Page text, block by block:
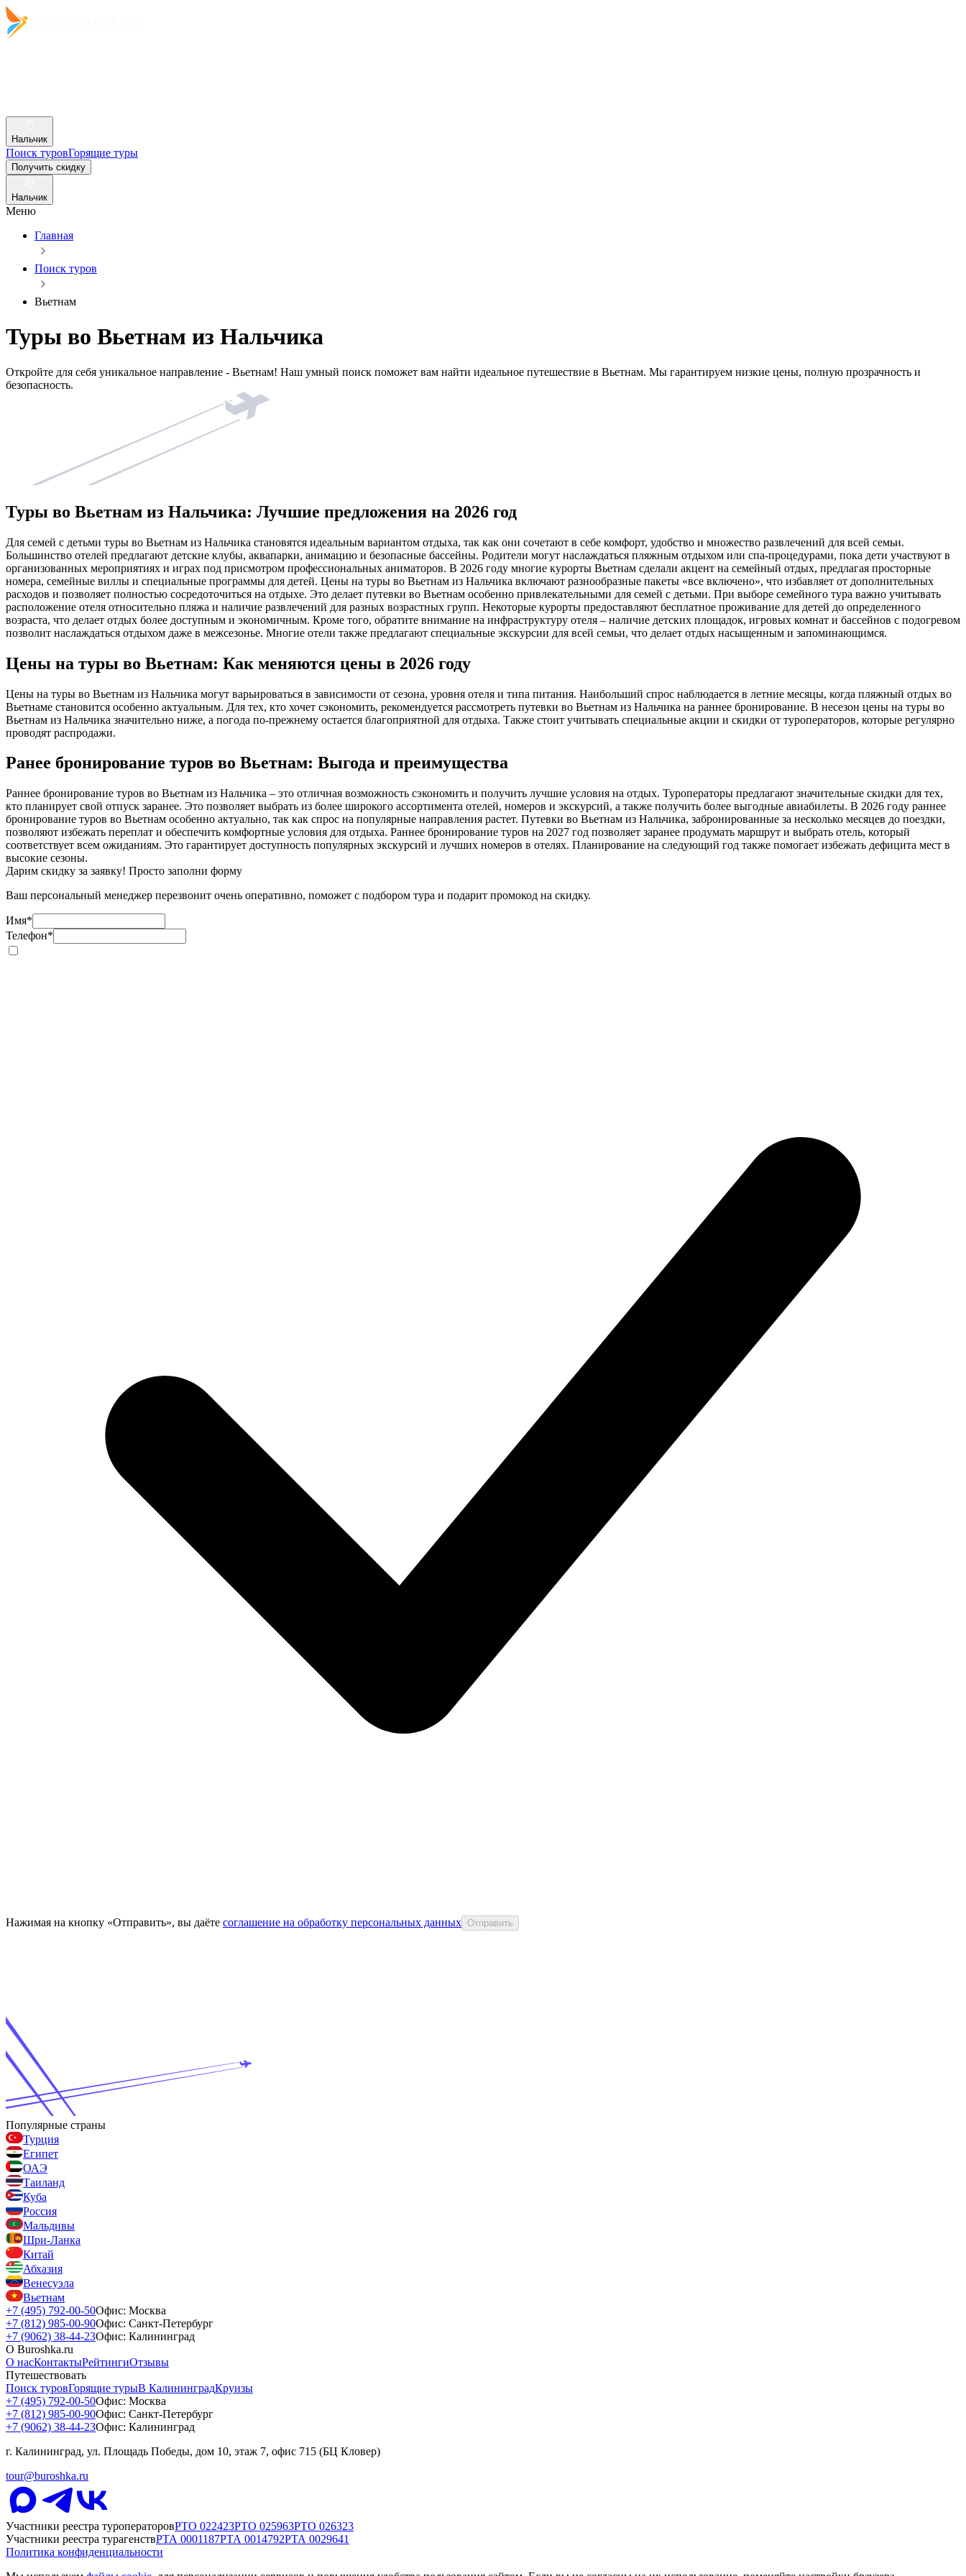
Нальчик
Поиск туровГорящие туры
Получить скидку
Нальчик
Меню
Главная
Поиск туров
Вьетнам
Туры во Вьетнам из Нальчика
Откройте для себя уникальное направление - Вьетнам! Наш умный поиск поможет вам найти идеальное путешествие в Вьетнам. Мы гарантируем низкие цены, полную прозрачность и
безопасность.
Туры во Вьетнам из Нальчика: Лучшие предложения на 2026 год
Для семей с детьми туры во Вьетнам из Нальчика становятся идеальным вариантом отдыха, так как они сочетают в себе комфорт, удобство и множество развлечений для всей семьи.
Большинство отелей предлагают детские клубы, аквапарки, анимацию и безопасные бассейны. Родители могут наслаждаться пляжным отдыхом или спа-процедурами, пока дети участвуют в
организованных мероприятиях и играх под присмотром профессиональных аниматоров. В 2026 году многие курорты Вьетнам сделали акцент на семейный отдых, предлагая просторные
номера, семейные виллы и специальные программы для детей. Цены на туры во Вьетнам из Нальчика включают разнообразные пакеты «все включено», что избавляет от дополнительных
расходов и позволяет полностью сосредоточиться на отдыхе. Это делает путевки во Вьетнам особенно привлекательными для семей с детьми. При выборе семейного тура важно учитывать
расположение отеля относительно пляжа и наличие развлечений для разных возрастных групп. Некоторые курорты предоставляют бесплатное проживание для детей до определенного
возраста, что делает отдых более доступным и экономичным. Кроме того, обратите внимание на инфраструктуру отеля – наличие детских площадок, игровых комнат и бассейнов с подогревом
позволит наслаждаться отдыхом даже в межсезонье. Многие отели также предлагают специальные экскурсии для всей семьи, что делает отдых насыщенным и запоминающимся.
Цены на туры во Вьетнам: Как меняются цены в 2026 году
Цены на туры во Вьетнам из Нальчика могут варьироваться в зависимости от сезона, уровня отеля и типа питания. Наибольший спрос наблюдается в летние месяцы, когда пляжный отдых во
Вьетнаме становится особенно актуальным. Для тех, кто хочет сэкономить, рекомендуется рассмотреть путевки во Вьетнам из Нальчика на раннее бронирование. В несезон цены на туры во
Вьетнам из Нальчика значительно ниже, а погода по-прежнему остается благоприятной для отдыха. Также стоит учитывать специальные акции и скидки от туроператоров, которые регулярно
проводят распродажи.
Ранее бронирование туров во Вьетнам: Выгода и преимущества
Раннее бронирование туров во Вьетнам из Нальчика – это отличная возможность сэкономить и получить лучшие условия на отдых. Туроператоры предлагают значительные скидки для тех,
кто планирует свой отпуск заранее. Это позволяет выбрать из более широкого ассортимента отелей, номеров и экскурсий, а также получить более выгодные авиабилеты. В 2026 году раннее
бронирование туров во Вьетнам особенно актуально, так как спрос на популярные направления растет. Путевки во Вьетнам из Нальчика, забронированные за несколько месяцев до поездки,
позволяют избежать переплат и обеспечить комфортные условия для отдыха. Раннее бронирование туров на 2027 год позволяет заранее продумать маршрут и выбрать отель, который
соответствует всем ожиданиям. Это гарантирует доступность популярных экскурсий и лучших номеров в отелях. Планирование на следующий год также помогает избежать дефицита мест в
высокие сезоны.
Дарим скидку за заявку! Просто заполни форму
Ваш персональный менеджер перезвонит очень оперативно, поможет с подбором тура и подарит промокод на скидку.
Имя*
Телефон*
Нажимая на кнопку «Отправить», вы даёте соглашение на обработку персональных данных Отправить
Популярные страны
Турция
Египет
ОАЭ
Таиланд
Куба
Россия
Мальдивы
Шри-Ланка
Китай
Абхазия
Венесуэла
Вьетнам
+7 (495) 792-00-50Офис: Москва
+7 (812) 985-00-90Офис: Санкт-Петербург
+7 (9062) 38-44-23Офис: Калининград
О Buroshka.ru
О насКонтактыРейтингиОтзывы
Путешествовать
Поиск туровГорящие турыВ КалининградКруизы
+7 (495) 792-00-50Офис: Москва
+7 (812) 985-00-90Офис: Санкт-Петербург
+7 (9062) 38-44-23Офис: Калининград
г. Калининград, ул. Площадь Победы, дом 10, этаж 7, офис 715 (БЦ Кловер)
tour@buroshka.ru
Участники реестра туроператоровРТО 022423РТО 025963РТО 026323
Участники реестра турагенствРТА 0001187РТА 0014792РТА 0029641
Политика конфиденциальности